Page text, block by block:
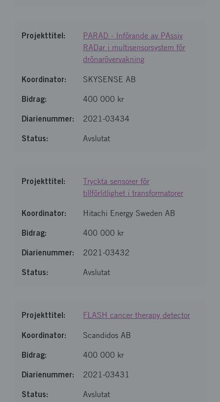
PARAD - Införande av PAssiv
RADar i multisensorsystem för
drönarövervakning
SKYSENSE AB
400 000 kr
2021-03434
Avslutat
Tryckta sensorer för
tillförlitlighet i transformatorer
Hitachi Energy Sweden AB
400 000 kr
2021-03432
Avslutat
FLASH cancer therapy detector
Scandidos AB
400 000 kr
2021-03431
Avslutat